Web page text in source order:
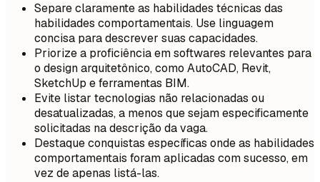
Separe claramente as habilidades técnicas das
habilidades comportamentais. Use linguagem
concisa para descrever suas capacidades.
Priorize a proficiência em softwares relevantes para
o design arquitetônico, como AutoCAD, Revit,
SketchUp e ferramentas BIM.
Evite listar tecnologias não relacionadas ou
desatualizadas, a menos que sejam especificamente
solicitadas na descrição da vaga.
Destaque conquistas específicas onde as habilidades
comportamentais foram aplicadas com sucesso, em
vez de apenas listá-las.